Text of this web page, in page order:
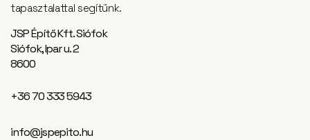
tapasztalattal segítünk.
JSP Építő Kft. Siófok
Siófok, Ipar u. 2
8600
+36 70 333 5943
info@jspepito.hu